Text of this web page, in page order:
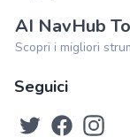
AI NavHub
Scopri i migliori
Seguici